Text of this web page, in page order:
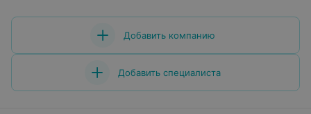
Добавить компанию
Добавить специалиста